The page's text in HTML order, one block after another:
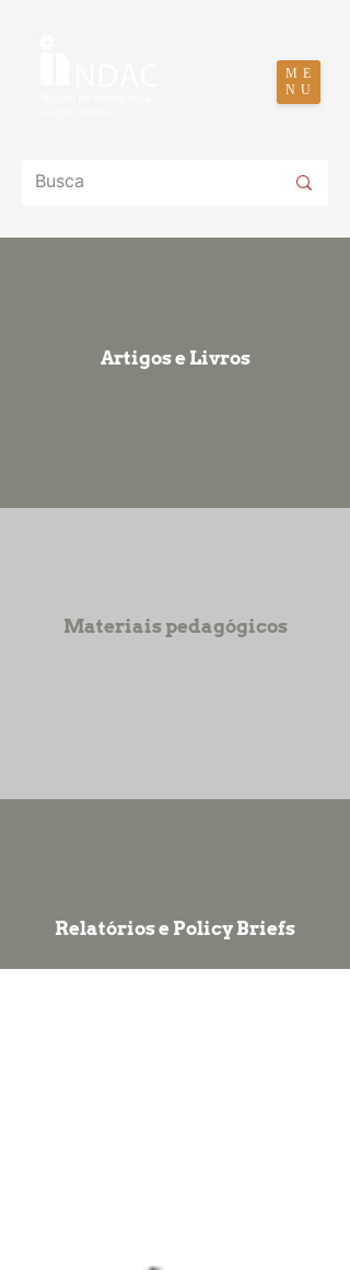
ME
NU
Artigos e Livros
Materiais pedagógicos
Relatórios e Policy Briefs